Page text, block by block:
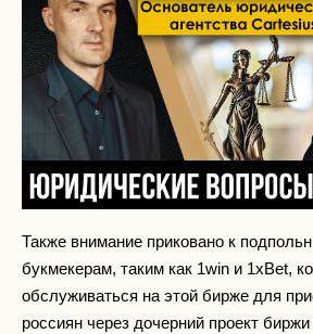
Также внимание приковано к
букмекерам, таким как 1win и 1xBet,
обслуживаться на этой бирже для
россиян через дочерний проект